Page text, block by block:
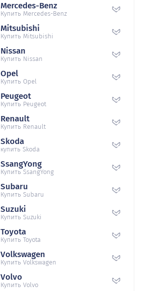
Mercedes-Benz
Купить Mercedes-Benz
Mitsubishi
Купить Mitsubishi
Nissan
Купить Nissan
Opel
Купить Opel
Peugeot
Купить Peugeot
Renault
Купить Renault
Skoda
купить Skoda
SsangYong
Купить SsangYong
Subaru
Купить Subaru
Suzuki
Купить Suzuki
Toyota
Купить Toyota
Volkswagen
Купить Volkswagen
Volvo
Купить Volvo